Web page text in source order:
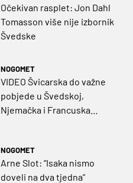
Očekivan rasplet: Jon Dahl
Tomasson više nije izbornik
Švedske
NOGOMET
VIDEO Švicarska do važne
pobjede u Švedskoj,
Njemačka i Francuska
NOGOMET
Arne Slot: “Isaka nismo
doveli na dva tjedna”